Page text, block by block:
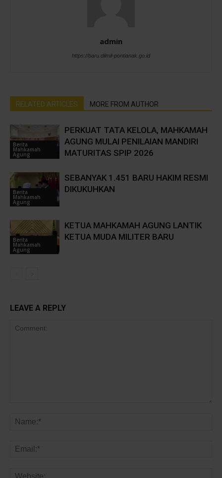
admin
https://baru.dilmil-pontianak.go.id
RELATED ARTICLES MORE FROM AUTHOR
Berita
Mahkamah
Agung
PERKUAT TATA KELOLA, MAHKAMAH
AGUNG MULAI PENILAIAN MANDIRI
MATURITAS SPIP 2026
Berita
Mahkamah
Agung
SEBANYAK 1.451 BARU HAKIM RESMI
DIKUKUHKAN
Berita
Mahkamah
Agung
KETUA MAHKAMAH AGUNG LANTIK
KETUA MUDA MILITER BARU
LEAVE A REPLY